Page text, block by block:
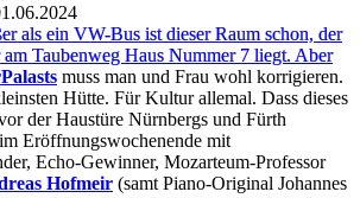
als ein VW-Bus ist dieser Raum schon, der
Taubenweg Haus Nummer 7 liegt. Aber
muss man und Frau wohl korrigieren.
Hütte. Für Kultur allemal. Dass dieses
der Haustüre Nürnbergs und Fürth
Eröffnungswochenende mit
Echo-Gewinner, Mozarteum-Professor
Hofmeir (samt Piano-Original Johannes